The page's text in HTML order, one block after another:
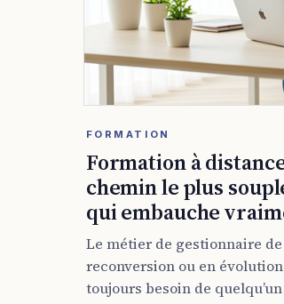
FORMATION
Formation à
chemin le plus
qui embauche
Le métier de gestionnaire
reconversion ou en
toujours besoin de quelqu’un